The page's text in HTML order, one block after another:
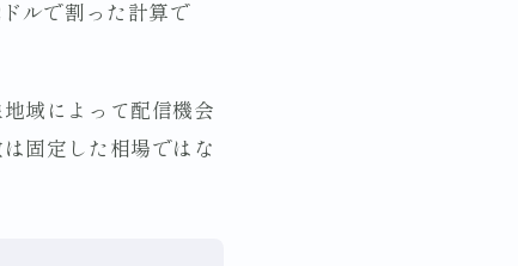
ルで割った計算で
域によって配信機会
固定した相場ではな